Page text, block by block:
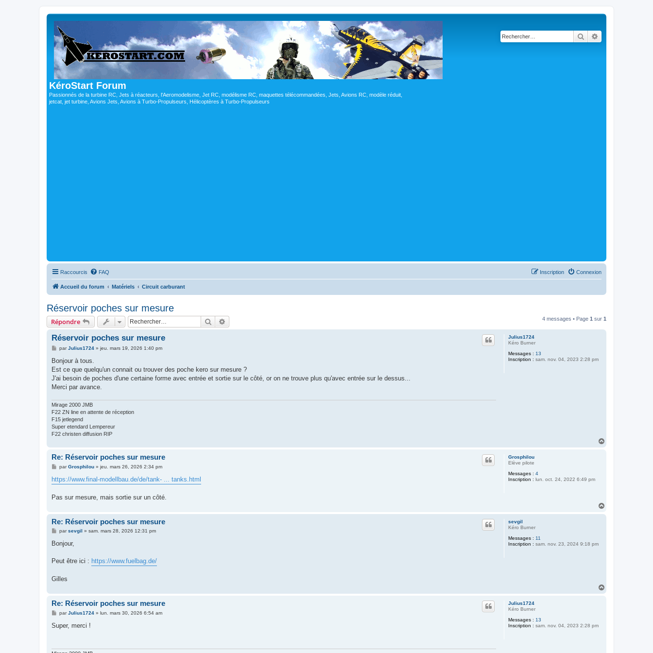
KéroStart Forum
Passionnés de la turbine RC, Jets à réacteurs, l'Aeromodelisme, Jet RC, modélisme RC, maquettes télécommandées, Jets, Avions RC, modèle réduit,
jetcat, jet turbine, Avions Jets, Avions à Turbo-Propulseurs, Hélicoptères à Turbo-Propulseurs
Rechercher
Raccourcis FAQ Connexion
Inscription
Accueil du forum Matériels Circuit carburant
Réservoir poches sur mesure
Répondre Rechercher 4 messages • Page 1 sur 1
Julius1724
Kéro Burner
Messages : 13
Inscription : sam. nov. 04, 2023 2:28 pm
Réservoir poches sur mesure
M
s
a
g
parJulius1724» jeu. mars 19, 2026 1:40 pm
Bonjour à tous.
Est ce que quelqu'un connait ou trouver des poche kero sur mesure ?
J'ai besoin de poches d'une certaine forme avec entrée et sortie sur le côté, or on ne trouve plus qu'avec entrée sur le dessus...
Merci par avance.
Mirage 2000 JMB
F22 ZN line en attente de réception
F15 jetlegend
Super etendard Lempereur
F22 christen diffusion RIP
Grosphilou
Elève pilote
Messages : 4
Inscription : lun. oct. 24, 2022 6:49 pm
Re: Réservoir poches sur mesure
M
s
s
g
e
parGrosphilou» jeu. mars 26, 2026 2:34 pm
https://www.final-modellbau.de/de/tank- ... tanks.html
Pas sur mesure, mais sortie sur un côté.
sevgil
Kéro Burner
Messages : 11
Inscription : sam. nov. 23, 2024 9:18 pm
Re: Réservoir poches sur mesure
M
s
g
parsevgil » sam. mars 28, 2026 12:31 pm
Bonjour,
Peut être ici : https://www.fuelbag.de/
Gilles
Julius1724
Kéro Burner
Messages : 13
Inscription : sam. nov. 04, 2023 2:28 pm
Re: Réservoir poches sur mesure
M
s
s
parJulius1724» lun. mars 30, 2026 6:54 am
Super, merci !